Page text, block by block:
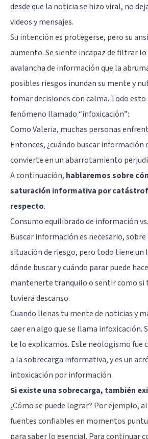
desde que la noticia se hizo viral, no
videos y mensajes.
Su intención es protegerse, pero su
aumento. Se siente incapaz de filtrar
avalancha de información que la
posibles riesgos inundan su mente y
tomar decisiones con calma. Todo esto
fenómeno llamado “infoxicación”:
Como Valeria, muchas personas
Entonces, ¿cuándo buscar información
convierte en un abarrotamiento
A continuación, hablaremos sobre
saturación informativa por
respecto.
Consumo equilibrado de información
Buscar información es necesario,
situación de riesgo, pero todo tiene un
dónde buscar y cuándo parar puede
mantenerte tranquilo o sentir como si
tuviera descanso.
Cuando llenas tu mente de noticias y
caer en algo que se llama infoxicación.
te lo explicamos. Este neologismo fue
a la sobrecarga informativa, y es un
intoxicación por información.
Si existe una sobrecarga, también
¿Cómo se puede lograr? Por ejemplo,
fuentes confiables en momentos
para saber lo esencial. Para continuar